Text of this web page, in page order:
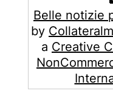
Belle notizie
by
a Creative